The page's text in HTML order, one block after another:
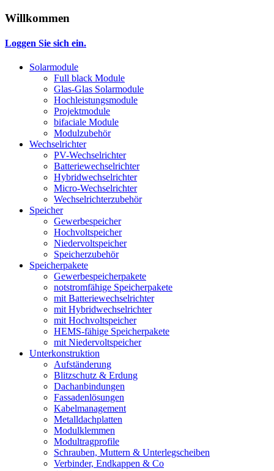
Willkommen
Loggen Sie sich ein.
Solarmodule
Full black Module
Glas-Glas Solarmodule
Hochleistungsmodule
Projektmodule
bifaciale Module
Modulzubehör
Wechselrichter
PV-Wechselrichter
Batteriewechselrichter
Hybridwechselrichter
Micro-Wechselrichter
Wechselrichterzubehör
Speicher
Gewerbespeicher
Hochvoltspeicher
Niedervoltspeicher
Speicherzubehör
Speicherpakete
Gewerbespeicherpakete
notstromfähige Speicherpakete
mit Batteriewechselrichter
mit Hybridwechselrichter
mit Hochvoltspeicher
HEMS-fähige Speicherpakete
mit Niedervoltspeicher
Unterkonstruktion
Aufständerung
Blitzschutz & Erdung
Dachanbindungen
Fassadenlösungen
Kabelmanagement
Metalldachplatten
Modulklemmen
Modultragprofile
Schrauben, Muttern & Unterlegscheiben
Verbinder, Endkappen & Co